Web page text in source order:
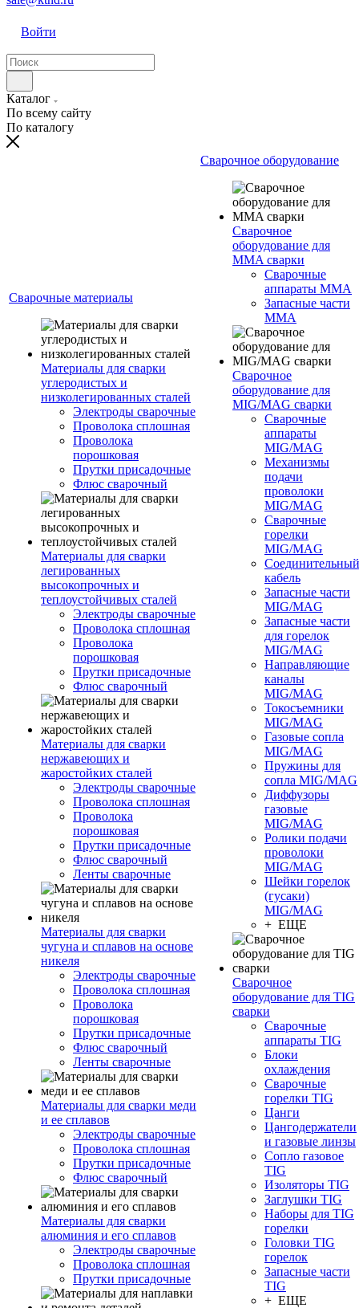
Войти
Каталог
По всему сайту
По каталогу
Сварочные материалы
Материалы для сварки
углеродистых и
низколегированных сталей
Электроды сварочные
Проволока сплошная
Проволока
порошковая
Прутки присадочные
Флюс сварочный
Материалы для сварки
легированных
высокопрочных и
теплоустойчивых сталей
Электроды сварочные
Проволока сплошная
Проволока
порошковая
Прутки присадочные
Флюс сварочный
Материалы для сварки
нержавеющих и
жаростойких сталей
Электроды сварочные
Проволока сплошная
Проволока
порошковая
Прутки присадочные
Флюс сварочный
Ленты сварочные
Материалы для сварки
чугуна и сплавов на основе
никеля
Электроды сварочные
Проволока сплошная
Проволока
порошковая
Прутки присадочные
Флюс сварочный
Ленты сварочные
Материалы для сварки меди
и ее сплавов
Электроды сварочные
Проволока сплошная
Прутки присадочные
Флюс сварочный
Материалы для сварки
алюминия и его сплавов
Электроды сварочные
Проволока сплошная
Прутки присадочные
Сварочное оборудование
Сварочное
оборудование для
MMA сварки
Сварочные
аппараты MMA
Запасные части
MMA
Сварочное
оборудование для
MIG/MAG сварки
Сварочные
аппараты
MIG/MAG
Механизмы
подачи
проволоки
MIG/MAG
Сварочные
горелки
MIG/MAG
Соединительный
кабель
Запасные части
MIG/MAG
Запасные части
для горелок
MIG/MAG
Направляющие
каналы
MIG/MAG
Токосъемники
MIG/MAG
Газовые сопла
MIG/MAG
Пружины для
сопла MIG/MAG
Диффузоры
газовые
MIG/MAG
Ролики подачи
проволоки
MIG/MAG
Шейки горелок
(гусаки)
MIG/MAG
+ ЕЩЕ
Сварочное
оборудование для TIG
сварки
Сварочные
аппараты TIG
Блоки
охлаждения
Сварочные
горелки TIG
Цанги
Цангодержатели
и газовые линзы
Сопло газовое
TIG
Изоляторы TIG
Заглушки TIG
Наборы для TIG
горелки
Головки TIG
горелок
Запасные части
TIG
+ ЕЩЕ